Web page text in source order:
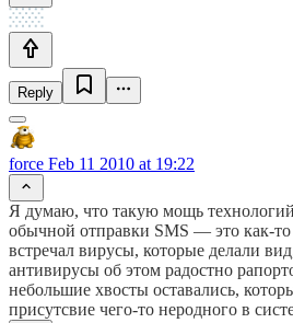
Reply
force Feb 11 2010 at 19:22
Я думаю, что такую мощь технологий
обычной отправки SMS — это как-
встречал вирусы, которые делали
антивирусы об этом радостно
небольшие хвосты оставались,
присутсвие чего-то неродного в